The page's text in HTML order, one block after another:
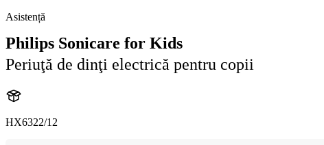
Asistență
Philips Sonicare for Kids
Periuţă de dinţi electrică pentru copii
HX6322/12